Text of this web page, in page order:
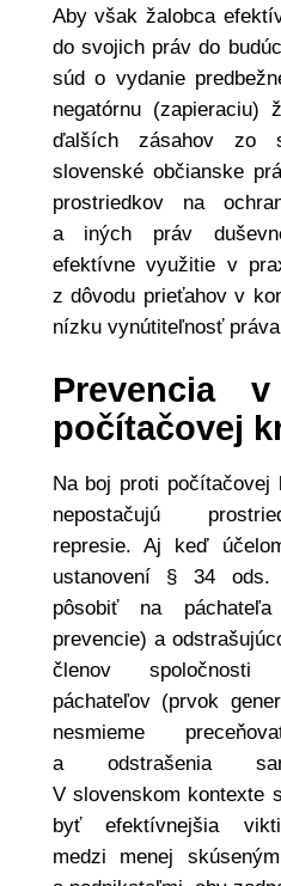
Aby však žalobca
do svojich práv do
súd o vydanie
negatórnu (zapieraciu)
ďalších zásahov zo
slovenské občianske
prostriedkov na
a iných práv
efektívne využitie v
z dôvodu prieťahov v
nízku vynútiteľnosť
Prevencia
počítačovej
Na boj proti počítačovej
nepostačujú
represie. Aj keď
ustanovení § 34
pôsobiť na
prevencie) a
členov spoločnosti
páchateľov (prvok
nesmieme
a odstrašenia
V slovenskom kontexte
byť efektívnejšia
medzi menej